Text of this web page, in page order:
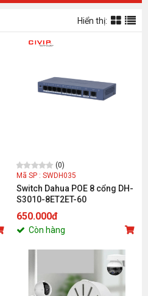
Hiển thị:
(0)
Mã SP : SWDH035
Switch Dahua POE 8 cổng DH-
S3010-8ET2ET-60
650.000đ
Còn hàng